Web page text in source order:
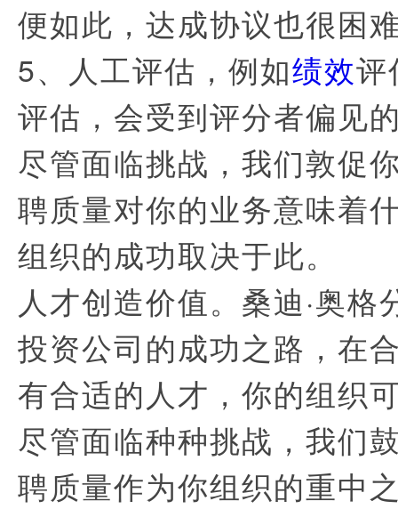
便如此，达成协议也很困
5、人工评估，例如绩效评
评估，会受到评分者偏见
尽管面临挑战，我们敦促
聘质量对你的业务意味着
组织的成功取决于此。
人才创造价值。桑迪·奥格
投资公司的成功之路，在
有合适的人才，你的组织
尽管面临种种挑战，我们
聘质量作为你组织的重中